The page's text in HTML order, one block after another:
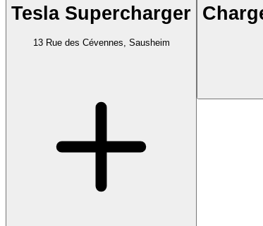
Tesla Supercharger
13 Rue des Cévennes, Sausheim